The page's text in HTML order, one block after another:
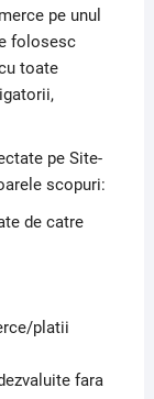
pe unul
folosesc
toate
pe Site-
scopuri:
de catre
platii
fara